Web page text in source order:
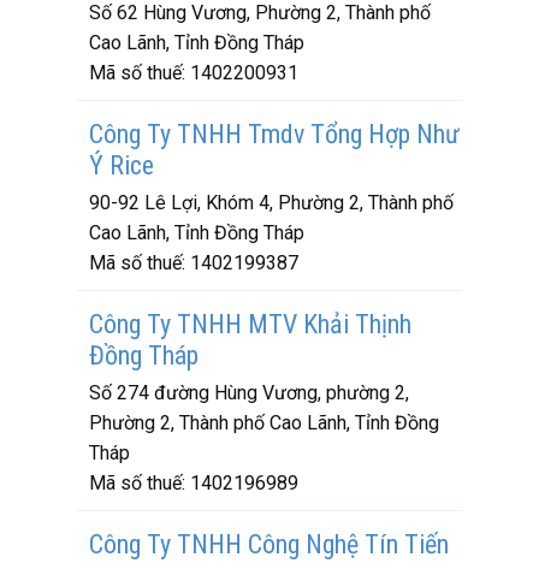
Số 62 Hùng Vương, Phường 2, Thành phố
Cao Lãnh, Tỉnh Đồng Tháp
Mã số thuế: 1402200931
Công Ty TNHH Tmdv Tổng Hợp Như
Ý Rice
90-92 Lê Lợi, Khóm 4, Phường 2, Thành phố
Cao Lãnh, Tỉnh Đồng Tháp
Mã số thuế: 1402199387
Công Ty TNHH MTV Khải Thịnh
Đồng Tháp
Số 274 đường Hùng Vương, phường 2,
Phường 2, Thành phố Cao Lãnh, Tỉnh Đồng
Tháp
Mã số thuế: 1402196989
Công Ty TNHH Công Nghệ Tín Tiến